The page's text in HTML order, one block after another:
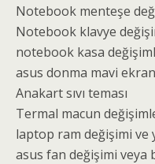
Notebook menteşe
Notebook klavye
notebook kasa
asus donma mavi
Anakart sıvı teması
Termal macun
laptop ram değişimi ve
asus fan değişimi veya